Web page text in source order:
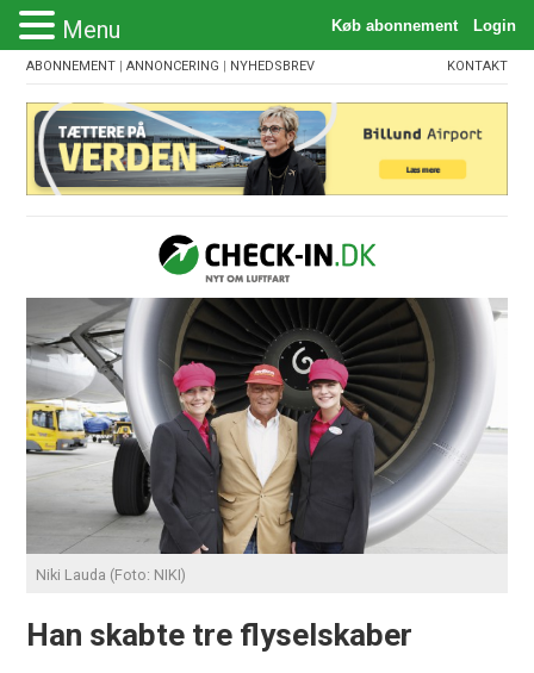
ABONNEMENT |ANNONCERING | NYHEDSBREV KONTAKT
Niki Lauda (Foto: NIKI)
Han skabte tre flyselskaber
Menu